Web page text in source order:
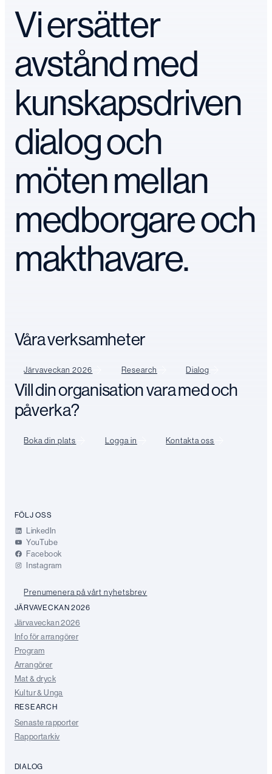
Vi ersätter
avstånd med
kunskapsdriven
dialog och
möten mellan
medborgare och
makthavare.
Våra verksamheter
Järvaveckan 2026 Research Dialog
Vill din organisation vara med och
påverka?
Boka din plats Logga in Kontakta oss
FÖLJ OSS
LinkedIn
YouTube
Facebook
Instagram
Prenumenera på vårt nyhetsbrev
JÄRVAVECKAN 2026
Järvaveckan 2026
Info för arrangörer
Program
Arrangörer
Mat & dryck
Kultur & Unga
RESEARCH
Senaste rapporter
Rapportarkiv
DIALOG